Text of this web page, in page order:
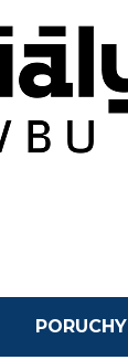
PORUCHY